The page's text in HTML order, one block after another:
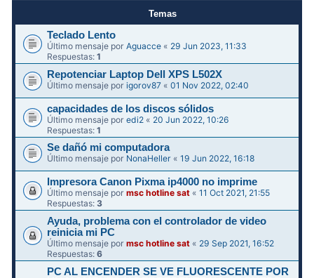
Temas
Teclado Lento
Último mensaje porAguacce « 29 Jun 2023, 11:33
Respuestas:1
Repotenciar Laptop Dell XPS L502X
Último mensaje porigorov87 «01 Nov 2022, 02:40
capacidades de los discos sólidos
Último mensaje poredi2 « 20 Jun 2022, 10:26
Respuestas:1
Se dañó mi computadora
Último mensaje por NonaHeller «19 Jun 2022, 16:18
Impresora Canon Pixma ip4000 no imprime
Último mensaje pormsc hotline sat «11 Oct 2021, 21:55
Respuestas:3
Ayuda, problema con el controlador de video
reinicia mi PC
Último mensaje pormsc hotline sat « 29 Sep 2021, 16:52
Respuestas:6
PC AL ENCENDER SE VE FLUORESCENTE POR